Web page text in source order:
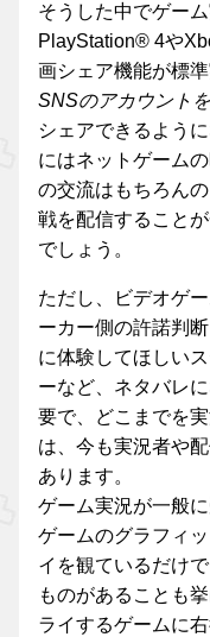
そうした中でゲー
PlayStation® 4や
画シェア機能が標
SNSのアカウント
シェアできるよう
にはネットゲーム
の交流はもちろん
戦を配信すること
でしょう。
ただし、ビデオゲ
ーカー側の許諾判
に体験してほしい
ーなど、ネタバレ
要で、どこまでを
は、今も実況者や
あります。
ゲーム実況が一般
ゲームのグラフィ
イを観ているだけ
ものがあることも
ライするゲームに